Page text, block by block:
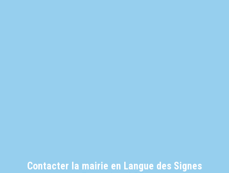
Contacter la mairie en Langue des Signes